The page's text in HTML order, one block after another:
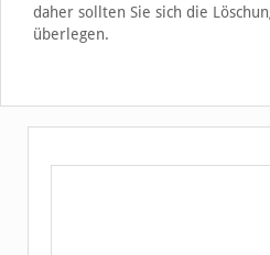
daher sollten Sie sich die
überlegen.